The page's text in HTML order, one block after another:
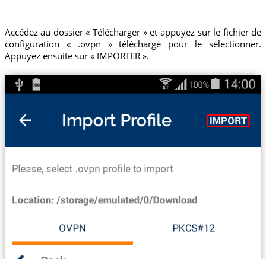
Accédez au dossier « Télécharger » et appuyez sur le fichier de
configuration « .ovpn » téléchargé pour le sélectionner.
Appuyez ensuite sur « IMPORTER ».